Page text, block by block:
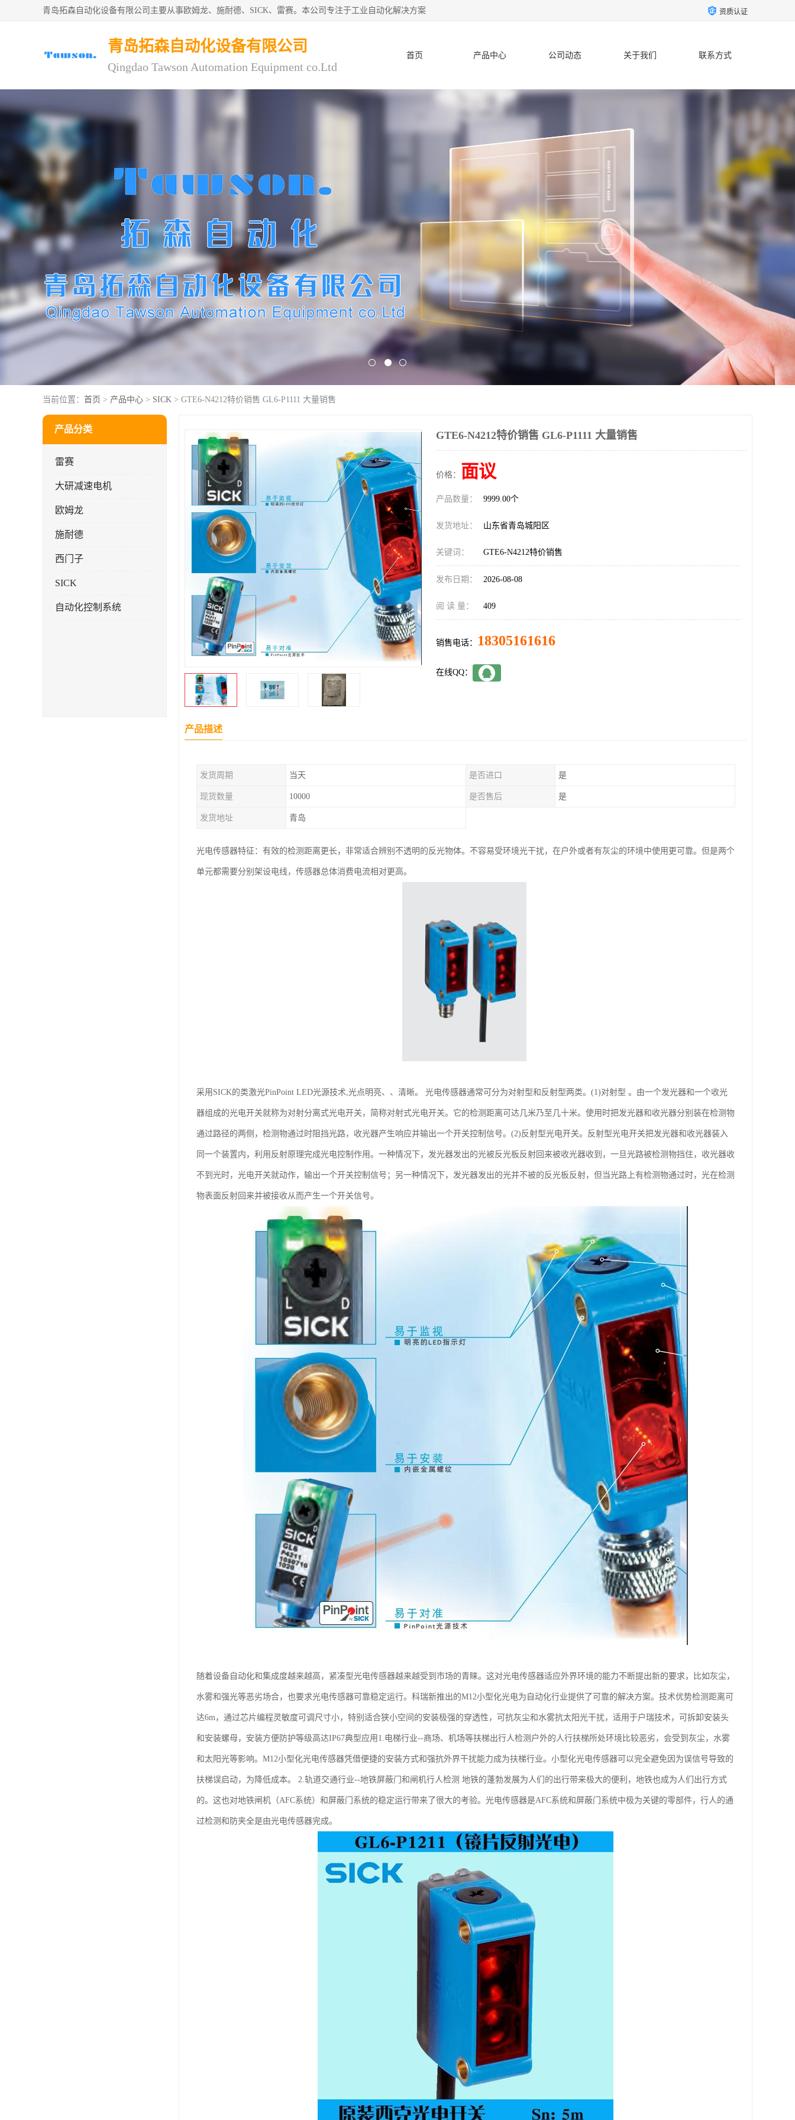
青岛拓森自动化设备有限公司主要从事欧姆龙、施耐德、SICK、雷赛。本公司专注于工业自动化解决方案 资质认证
青岛拓森自动化设备有限公司
Qingdao Tawson Automation Equipment co.Ltd
首页 产品中心 公司动态 关于我们 联系方式
当前位置： 首页 > 产品中心 > SICK > GTE6-N4212特价销售 GL6-P1111 大量销售
产品分类
雷赛
大研减速电机
欧姆龙
施耐德
西门子
SICK
自动化控制系统
GTE6-N4212特价销售 GL6-P1111 大量销售
价格： 面议
产品数量： 9999.00个
发货地址： 山东省青岛城阳区
关键词： GTE6-N4212特价销售
发布日期： 2026-08-08
阅 读 量： 409
销售电话： 18305161616
在线QQ：
产品描述
发货周期 当天 是否进口 是
现货数量 10000 是否售后 是
发货地址 青岛
光电传感器特征：有效的检测距离更长，非常适合辨别不透明的反光物体。不容易受环境光干扰，在户外或者有灰尘的环境中使用更可靠。但是两个
单元都需要分别架设电线，传感器总体消费电流相对更高。
采用SICK的类激光PinPoint LED光源技术,光点明亮、、清晰。 光电传感器通常可分为对射型和反射型两类。(1)对射型 。由一个发光器和一个收光
器组成的光电开关就称为对射分离式光电开关，简称对射式光电开关。它的检测距离可达几米乃至几十米。使用时把发光器和收光器分别装在检测物
通过路径的两侧，检测物通过时阻挡光路，收光器产生响应并输出一个开关控制信号。(2)反射型光电开关。反射型光电开关把发光器和收光器装入
同一个装置内，利用反射原理完成光电控制作用。一种情况下，发光器发出的光被反光板反射回来被收光器收到，一旦光路被检测物挡住，收光器收
不到光时，光电开关就动作，输出一个开关控制信号；另一种情况下，发光器发出的光并不被的反光板反射，但当光路上有检测物通过时，光在检测
物表面反射回来并被接收从而产生一个开关信号。
随着设备自动化和集成度越来越高，紧凑型光电传感器越来越受到市场的青睐。这对光电传感器适应外界环境的能力不断提出新的要求，比如灰尘，
水雾和强光等恶劣场合，也要求光电传感器可靠稳定运行。科瑞新推出的M12小型化光电为自动化行业提供了可靠的解决方案。技术优势检测距离可
达6m，通过芯片编程灵敏度可调尺寸小，特别适合狭小空间的安装极强的穿透性，可抗灰尘和水雾抗太阳光干扰，适用于户瑞技术，可拆卸安装头
和安装螺母，安装方便防护等级高达IP67典型应用1.电梯行业--商场、机场等扶梯出行人检测户外的人行扶梯所处环境比较恶劣，会受到灰尘，水雾
和太阳光等影响。M12小型化光电传感器凭借便捷的安装方式和强抗外界干扰能力成为扶梯行业。小型化光电传感器可以完全避免因为误信号导致的
扶梯误启动，为降低成本。 2.轨道交通行业--地铁屏蔽门和闸机行人检测 地铁的蓬勃发展为人们的出行带来极大的便利，地铁也成为人们出行方式
的。这也对地铁闸机（AFC系统）和屏蔽门系统的稳定运行带来了很大的考验。光电传感器是AFC系统和屏蔽门系统中极为关键的零部件，行人的通
过检测和防夹全是由光电传感器完成。